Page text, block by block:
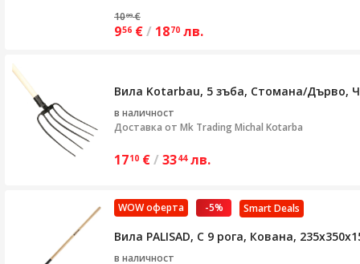
1009 €
956 €/ 1870 лв.
Вила Kotarbau, 5 зъба, Стомана/Дърво,
в наличност
Доставка от Mk Trading Michal Kotarba
1710 €/ 3344 лв.
Smart Deals
-5%
WOW оферта
Вила PALISAD, С 9 рога, Кована,
в наличност